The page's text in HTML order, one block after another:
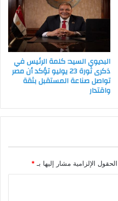
البديوي السيد: كلمة الرئيس في
ذكرى ثورة 23 يوليو تؤكد أن مصر
تواصل صناعة المستقبل بثقة
واقتدار
الحقول الإلزامية مشار إليها بـ*